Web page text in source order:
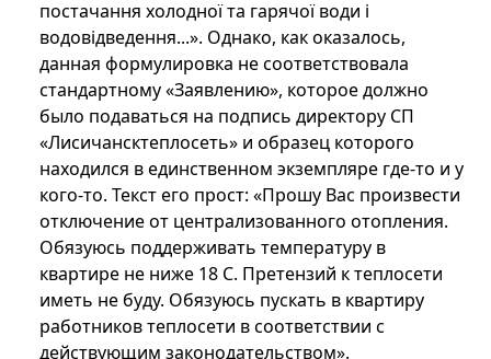
постачання холодної та гарячої води і
водовідведення...». Однако, как оказалось,
данная формулировка не соответствовала
стандартному «Заявлению», которое должно
было подаваться на подпись директору СП
«Лисичансктеплосеть» и образец которого
находился в единственном экземпляре где-то и у
кого-то. Текст его прост: «Прошу Вас произвести
отключение от централизованного отопления.
Обязуюсь поддерживать температуру в
квартире не ниже 18 С. Претензий к теплосети
иметь не буду. Обязуюсь пускать в квартиру
работников теплосети в соответствии с
действующим законодательством».